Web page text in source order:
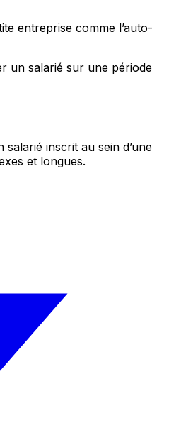
entreprise comme l’auto-
un salarié sur une période
inscrit au sein d’une
et longues.